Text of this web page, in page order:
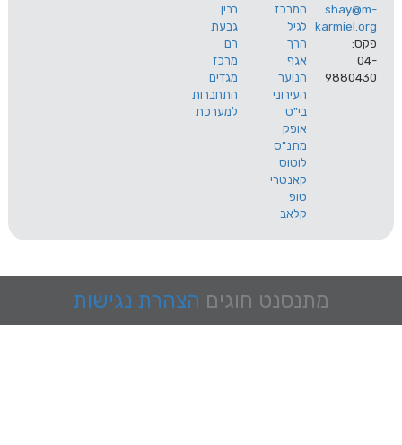
המרכז
לגיל
הרך
אגף
הנוער
רבין
גבעת
רם
מרכז
מגדים
התחברות
למערכת
מתנסנט חוגים הצהרת נגישות